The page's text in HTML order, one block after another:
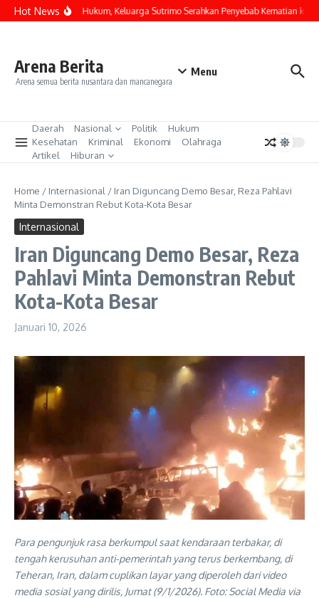
Lewati ke konten
Hot News
Tempuh Jalur Hukum, Keluarga Sutrimo Serahkan Penyebab Kematian
Arena Berita
Arena semua berita nusantara dan mancanegara
Menu
Daerah Nasional Politik
Hukum
Kesehatan
Kriminal Ekonomi
Olahraga
Artikel
Hiburan
Home / Internasional / Iran Diguncang Demo Besar, Reza Pahlavi
Minta Demonstran Rebut Kota-Kota Besar
Internasional
Iran Diguncang Demo Besar, Reza
Pahlavi Minta Demonstran Rebut
Kota-Kota Besar
Januari 10, 2026
Para pengunjuk rasa berkumpul saat kendaraan terbakar, di
tengah kerusuhan anti-pemerintah yang terus berkembang, di
Teheran, Iran, dalam cuplikan layar yang diperoleh dari video
media sosial yang dirilis, Jumat (9/1/2026). Foto: Social Media via